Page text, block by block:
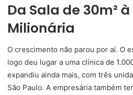
Da Sala de 30m²
Milionária
O crescimento não parou por aí. O
logo deu lugar a uma clínica de
expandiu ainda mais, com três
São Paulo. A empresária também